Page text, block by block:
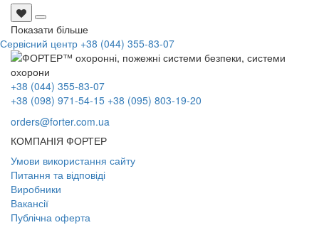
Показати більше
Сервісний центр +38 (044) 355-83-07
+38 (044) 355-83-07
+38 (098) 971-54-15 +38 (095) 803-19-20
orders@forter.com.ua
КОМПАНІЯ ФОРТЕР
Умови використання сайту
Питання та відповіді
Виробники
Вакансії
Публічна оферта